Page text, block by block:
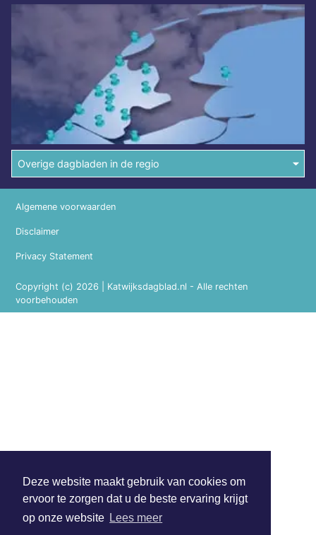
Deze website maakt gebruik van cookies om
ervoor te zorgen dat u de beste ervaring krijgt
op onze website Lees meer
Overige dagbladen in de regio
Copyright (c) 2026 | Katwijksdagblad.nl - Alle rechten
voorbehouden
Algemene voorwaarden
Disclaimer
Privacy Statement